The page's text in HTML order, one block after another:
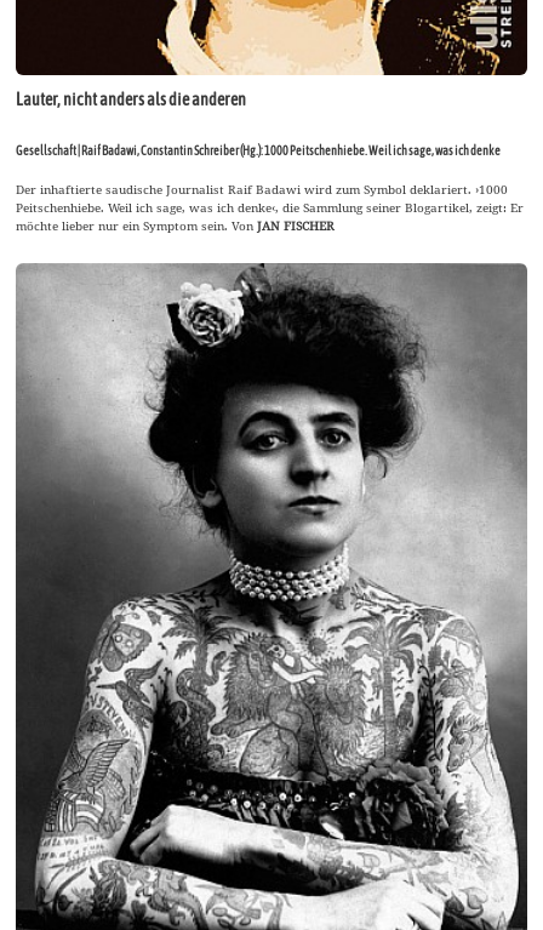
Lauter, nicht anders als die anderen
Gesellschaft | Raif Badawi, Constantin Schreiber (Hg.): 1000 Peitschenhiebe. Weil ich sage, was ich denke
Der inhaftierte saudische Journalist Raif Badawi wird zum Symbol deklariert. ›1000
Peitschenhiebe. Weil ich sage, was ich denke‹, die Sammlung seiner Blogartikel, zeigt: Er
möchte lieber nur ein Symptom sein. VonJAN FISCHER